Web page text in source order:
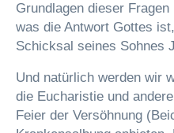
Grundlagen dieser
was die Antwort Gottes
Schicksal seines Sohnes
Und natürlich werden wir
die Eucharistie und
Feier der Versöhnung